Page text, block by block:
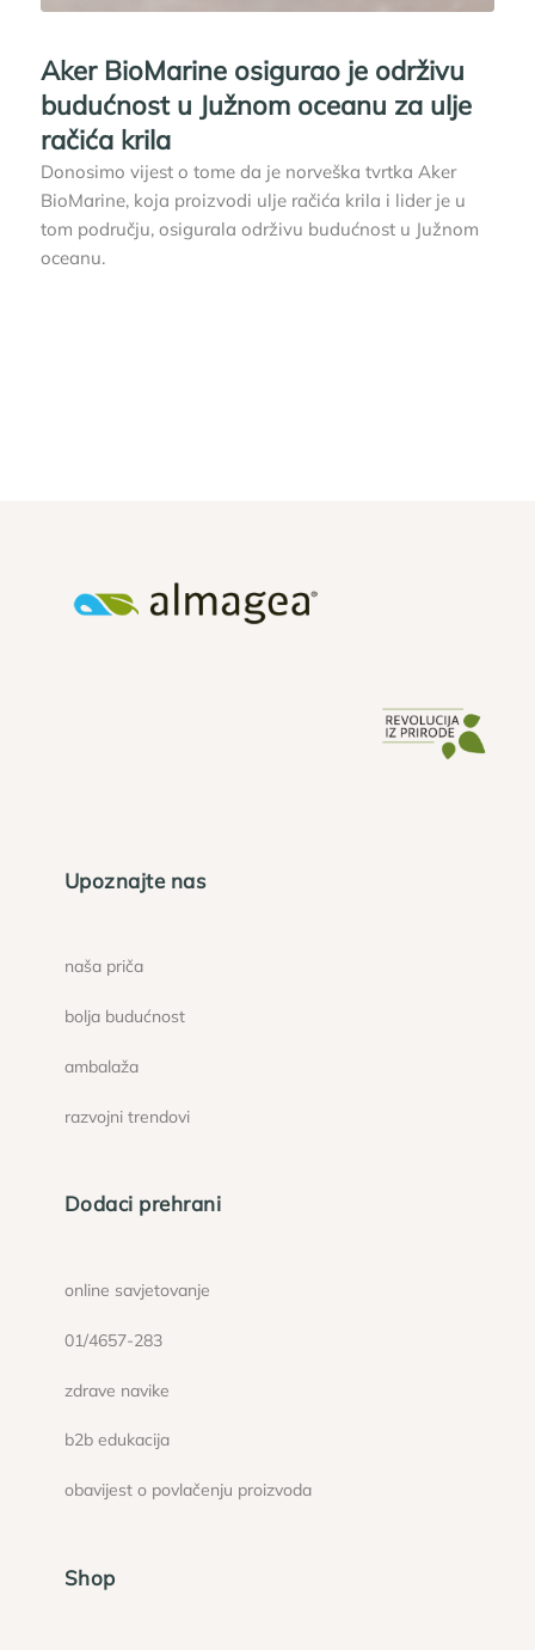
Aker BioMarine osigurao je održivu
budućnost u Južnom oceanu za ulje
račića krila
Donosimo vijest o tome da je norveška tvrtka Aker
BioMarine, koja proizvodi ulje račića krila i lider je u
tom području, osigurala održivu budućnost u Južnom
oceanu.
Upoznajte nas
naša priča
bolja budućnost
ambalaža
razvojni trendovi
Dodaci prehrani
online savjetovanje
01/4657-283
zdrave navike
b2b edukacija
obavijest o povlačenju proizvoda
Shop